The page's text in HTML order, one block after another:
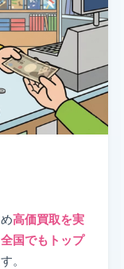
高価買取を実
全国でもトップ
。